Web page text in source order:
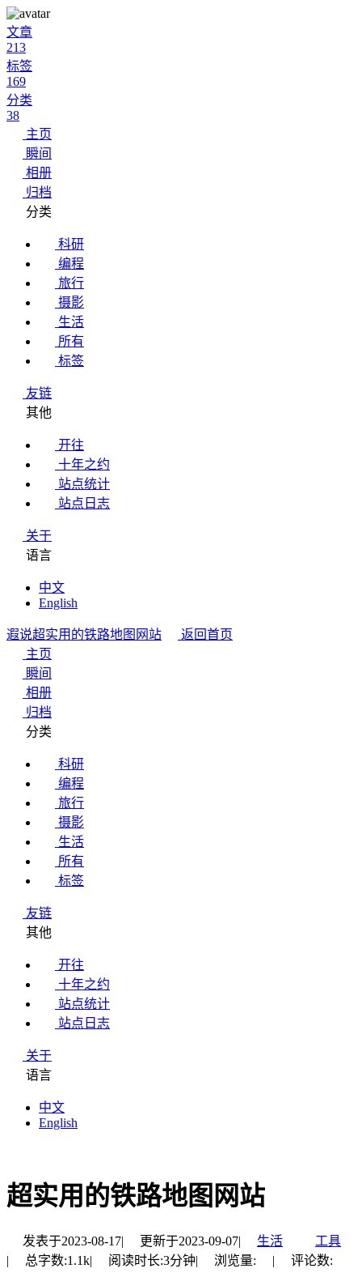
文章
213
标签
169
分类
38
主页
瞬间
相册
归档
分类
科研
编程
旅行
摄影
生活
所有
标签
友链
其他
开往
十年之约
站点统计
站点日志
关于
语言
中文
English
遐说超实用的铁路地图网站
返回首页
主页
瞬间
相册
归档
分类
科研
编程
旅行
摄影
生活
所有
标签
友链
其他
开往
十年之约
站点统计
站点日志
关于
语言
中文
English
超实用的铁路地图网站
发表于2023-08-17| 更新于2023-09-07| 生活
工具
|
总字数:1.1k| 阅读时长:3分钟| 浏览量: | 评论数: